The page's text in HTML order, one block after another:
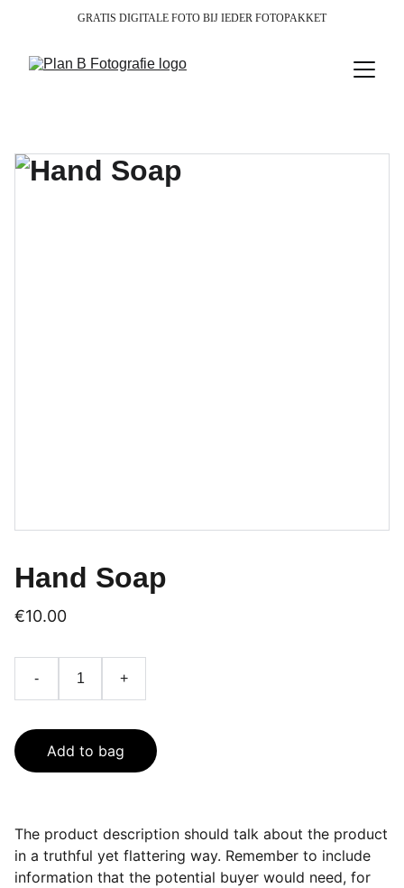
GRATIS DIGITALE FOTO BIJ IEDER FOTOPAKKET
Hand Soap
€10.00
- +
Add to bag
The product description should talk about the product
in a truthful yet flattering way. Remember to include
information that the potential buyer would need, for